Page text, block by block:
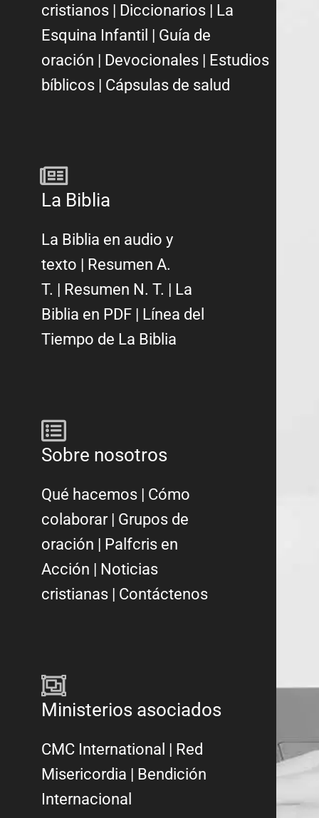
cristianos | Diccionarios | La
Esquina Infantil | Guía de
oración | Devocionales | Estudios
bíblicos | Cápsulas de salud
La Biblia
La Biblia en audio y
texto
Resumen A.
T.
Resumen N. T.
La
Biblia en PDF
Línea del
Tiempo de La Biblia
Sobre nosotros
Qué hacemos | Cómo
colaborar| Grupos de
oración | Palfcris en
Acción | Noticias
cristianas | Contáctenos
Ministerios asociados
CMC International | Red
Misericordia | Bendición
Internacional